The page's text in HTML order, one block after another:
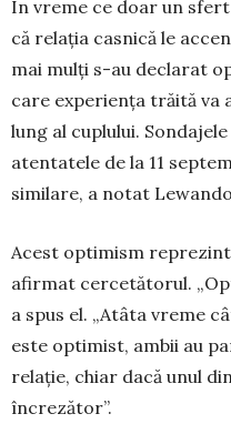
În vreme ce doar un
că relația casnică le
mai mulți s-au declarat
care experiența trăită va
lung al cu­plului.
atentatele de la 11
similare, a notat
Acest optimism
afirmat cercetătorul.
a spus el. „Atâta vreme
este optimist, ambii au
relație, chiar dacă unul
încrezător”.